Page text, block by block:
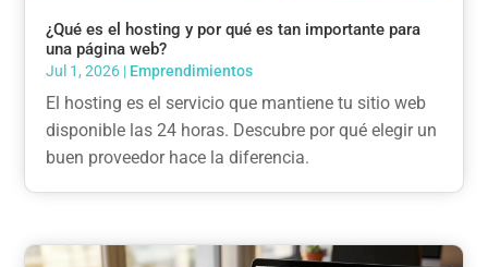
¿Qué es el hosting y por qué es tan importante para
una página web?
Jul 1, 2026 | Emprendimientos
El hosting es el servicio que mantiene tu sitio web
disponible las 24 horas. Descubre por qué elegir un
buen proveedor hace la diferencia.